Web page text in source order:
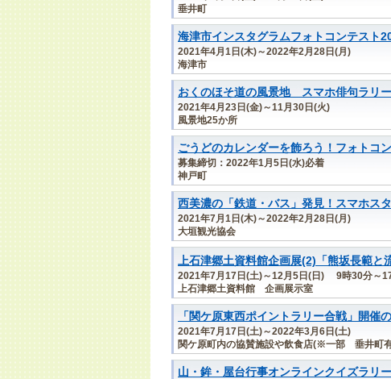
垂井町
海津市インスタグラムフォトコンテスト
2021年4月1日(木)～2022年2月28日(月)
海津市
おくのほそ道の風景地 スマホ俳句ラリー
2021年4月23日(金)～11月30日(火)
風景地25か所
ごうどのカレンダーを飾ろう！フォトコ
募集締切：2022年1月5日(水)必着
神戸町
西美濃の「鉄道・バス」発見！スマホス
2021年7月1日(木)～2022年2月28日(月)
大垣観光協会
上石津郷土資料館企画展(2)「熊坂長範と
2021年7月17日(土)～12月5日(日) 9時30分～
上石津郷土資料館 企画展示室
「関ケ原東西ポイントラリー合戦」開催
2021年7月17日(土)～2022年3月6日(土)
関ケ原町内の協賛施設や飲食店(※一部 垂井町
山・鉾・屋台行事オンラインクイズラリー